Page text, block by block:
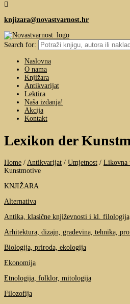

knjizara@novastvarnost.hr
Search for:
Naslovna
O nama
Knjižara
Antikvarijat
Lektira
Naša izdanja!
Akcija
Kontakt
Lexikon der
Home / Antikvarijat / Umjetnost / Likovna
Kunstmotive
KNJIŽARA
Alternativa
Antika, klasične književnosti i kl.
Arhitektura, dizajn, građevina, tehnika,
Biologija, priroda, ekologija
Ekonomija
Etnologija, folklor, mitologija
Filozofija